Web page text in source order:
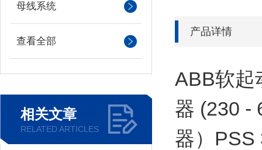
母线系统
查看全部
相关文章
RELATED ARTICLES
产品详情
ABB软起
器 (230
器）PSS